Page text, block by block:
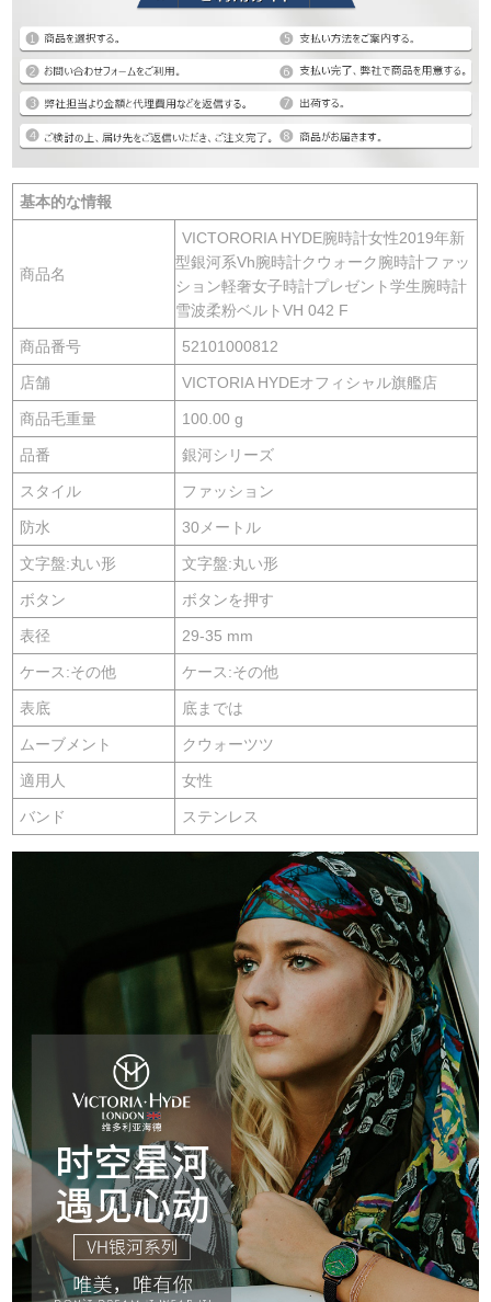
基本的な情報
商品名
VICTORORIA HYDE腕時計女性2019年新
型銀河系Vh腕時計クウォーク腕時計ファッ
ション軽奢女子時計プレゼント学生腕時計
雪波柔粉ベルトVH 042 F
商品番号 52101000812
店舗 VICTORIA HYDEオフィシャル旗艦店
商品毛重量 100.00 g
品番 銀河シリーズ
スタイル ファッション
防水 30メートル
文字盤:丸い形 文字盤:丸い形
ボタン ボタンを押す
表径 29-35 mm
ケース:その他 ケース:その他
表底 底までは
ムーブメント クウォーツツ
適用人 女性
バンド ステンレス